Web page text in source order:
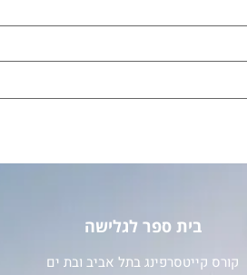
בית ספר לגלישה
קורס קייטסרפינג בתל אביב ובת ים